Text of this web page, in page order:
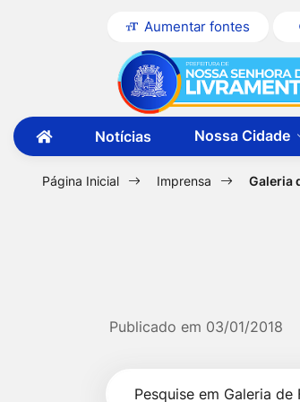
Seção
atalhos
links
de
acessibilidade
para
conteúdo
[alt+1]
Ir
para
para
[alt+3]
Aumentar fontes
Seção
do
menu
principal
para
a
página
do
primeira
Notícias Nossa Cidade
Página Inicial Imprensa Galeria
Publicado em 03/01/2018